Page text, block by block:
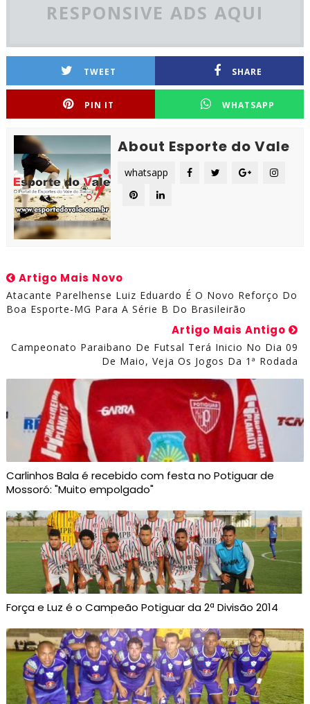
RESPONSIVE ADS AQUI
TWEET SHARE
PIN IT WHATSAPP
About Esporte do Vale
whatsapp
Artigo Mais Novo
Atacante Parelhense Luiz Eduardo É O Novo Reforço Do
Boa Esporte-MG Para A Série B Do Brasileirão
Artigo Mais Antigo
Campeonato Paraibano De Futsal Terá Inicio No Dia 09
De Maio, Veja Os Jogos Da 1ª Rodada
Carlinhos Bala é recebido com festa no Potiguar de
Mossoró: "Muito empolgado"
Força e Luz é o Campeão Potiguar da 2ª Divisão 2014